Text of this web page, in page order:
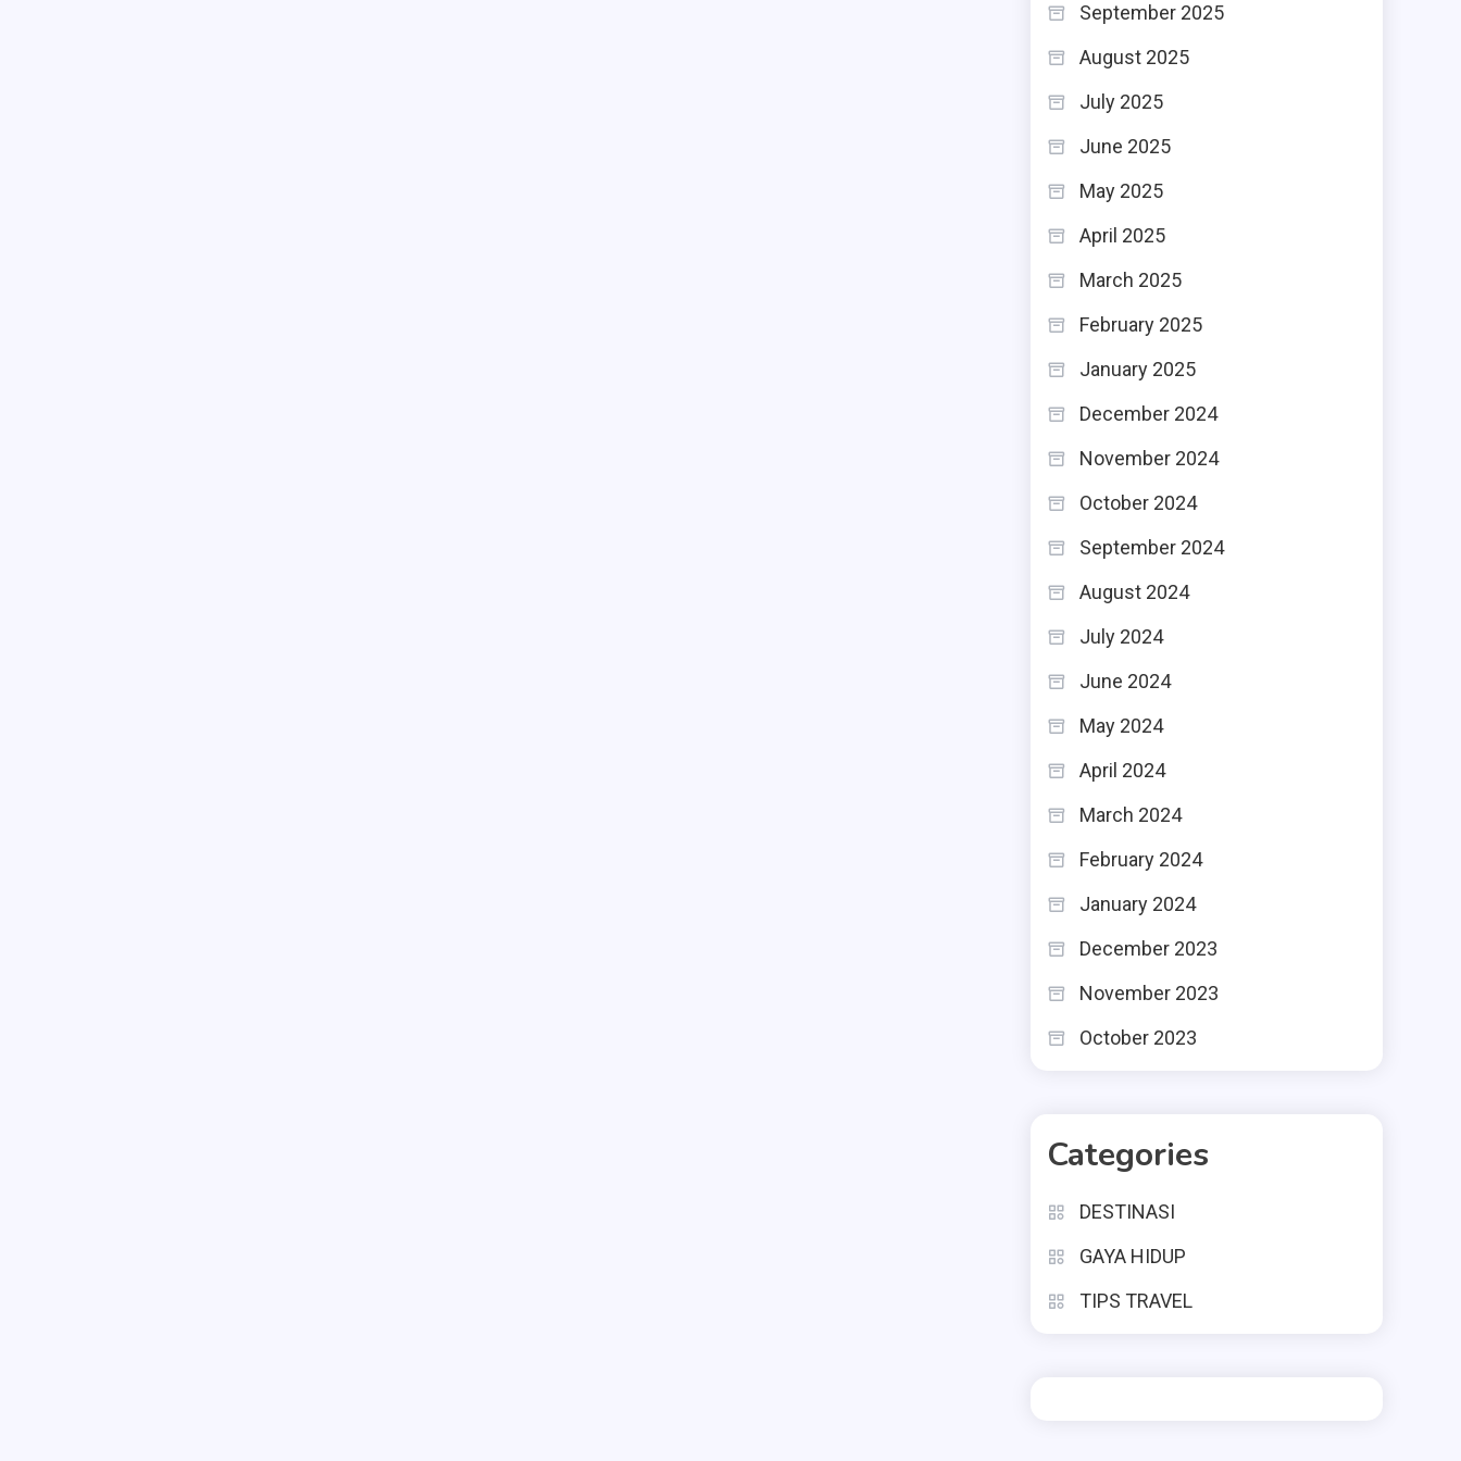
September 2025
August 2025
July 2025
June 2025
May 2025
April 2025
March 2025
February 2025
January 2025
December 2024
November 2024
October 2024
September 2024
August 2024
July 2024
June 2024
May 2024
April 2024
March 2024
February 2024
January 2024
December 2023
November 2023
October 2023
Categories
DESTINASI
GAYA HIDUP
TIPS TRAVEL